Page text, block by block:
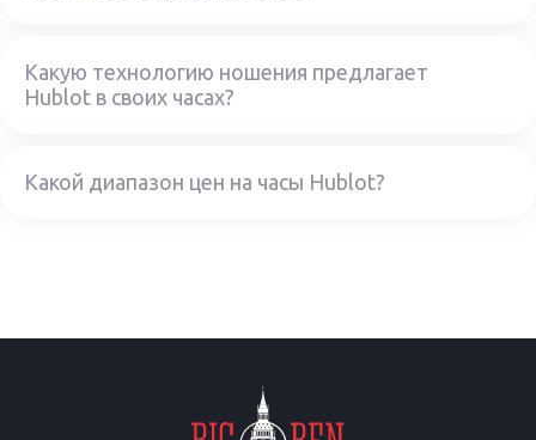
Какую технологию ношения предлагает
Hublot в своих часах?
Какой диапазон цен на часы Hublot?